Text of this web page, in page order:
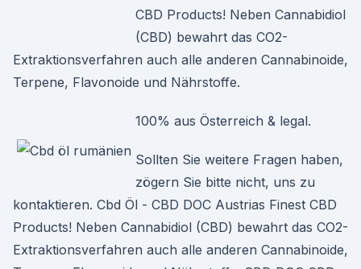
CBD Products! Neben Cannabidiol
(CBD) bewahrt das CO2-
Extraktionsverfahren auch alle anderen Cannabinoide,
Terpene, Flavonoide und Nährstoffe.
100% aus Österreich & legal.
Sollten Sie weitere Fragen haben,
zögern Sie bitte nicht, uns zu
kontaktieren. Cbd Öl - CBD DOC Austrias Finest CBD
Products! Neben Cannabidiol (CBD) bewahrt das CO2-
Extraktionsverfahren auch alle anderen Cannabinoide,